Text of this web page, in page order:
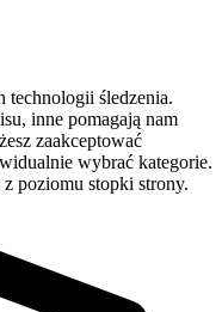
technologii śledzenia.
inne pomagają nam
zaakceptować
wybrać kategorie.
poziomu stopki strony.